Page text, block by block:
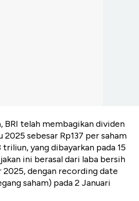
BRI telah membagikan dividen
sebesar Rp137 per saham
yang dibayarkan pada 15
ini berasal dari laba bersih
dengan recording date
saham) pada 2 Januari